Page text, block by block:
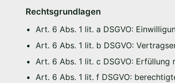
Rechtsgrundlagen
Art. 6 Abs. 1 lit. a DSGVO:
Art. 6 Abs. 1 lit. b DSGVO:
Art. 6 Abs. 1 lit. c DSGVO:
Art. 6 Abs. 1 lit. f DSGVO: